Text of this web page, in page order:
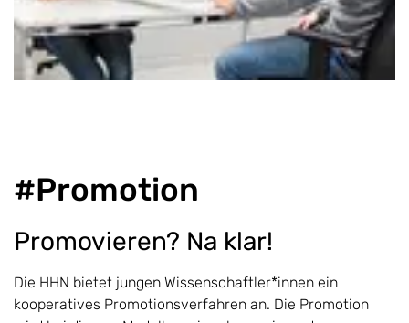
#Promotion
Promovieren? Na klar!
Die HHN bietet jungen Wissenschaftler*innen ein
kooperatives Promotionsverfahren an. Die Promotion